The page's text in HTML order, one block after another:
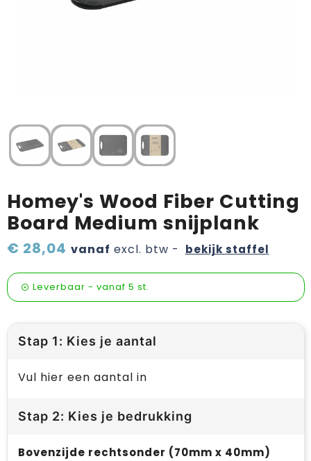
Wijn, bier en proeverij
Zomerpakketten
Homey's Wood Fiber Cutting
Board Medium snijplank
€ 28,04 vanaf excl. btw - bekijk staffel
Leverbaar - vanaf 5 st.
Stap 1: Kies je aantal
Vul hier een aantal in
Stap 2: Kies je bedrukking
Bovenzijde rechtsonder (70mm x 40mm)